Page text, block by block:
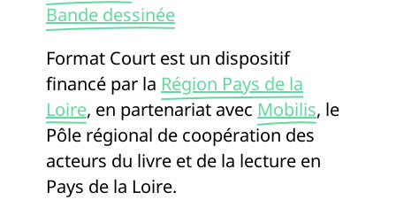
Bande dessinée
Format Court est un dispositif
financé par la Région Pays de la
Loire, en partenariat avec Mobilis, le
Pôle régional de coopération des
acteurs du livre et de la lecture en
Pays de la Loire.